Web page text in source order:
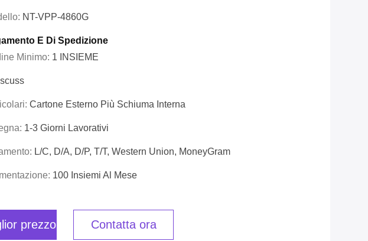
NT-VPP-4860G
E Di Spedizione
Minimo: 1 INSIEME
Cartone Esterno Più Schiuma Interna
1-3 Giorni Lavorativi
L/C, D/A, D/P, T/T, Western Union, MoneyGram
100 Insiemi Al Mese
prezzo Contatta ora